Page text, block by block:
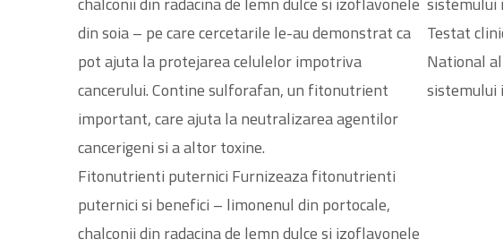
Fitonutrienti puternici Furnizeaza fitonutrienti
puternici si benefici – limonenul din portocale,
chalconii din radacina de lemn dulce si izoflavonele
Testat
National
sistemului